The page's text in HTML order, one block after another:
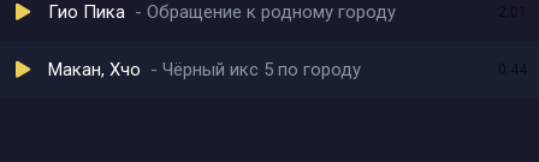
Гио Пика Обращение к родному городу
Макан, Хчо Чёрный икс 5 по городу 0:44